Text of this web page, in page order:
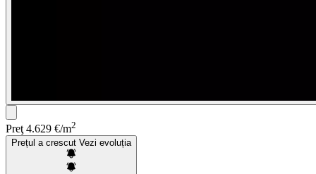
Preţ 4.629 €/m2
Prețul a crescut Vezi evoluția